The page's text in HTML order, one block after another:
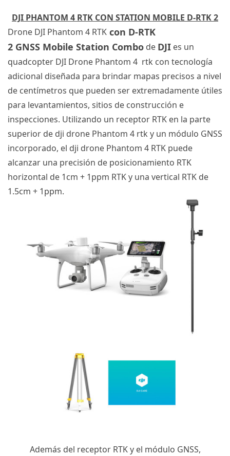
DJI PHANTOM 4 RTK CON STATION MOBILE D-RTK 2
Drone DJI Phantom 4 RTK con D-RTK
2 GNSS Mobile Station Combo de DJI es un
quadcopter DJI Drone Phantom 4 rtk con tecnología
adicional diseñada para brindar mapas precisos a nivel
de centímetros que pueden ser extremadamente útiles
para levantamientos, sitios de construcción e
inspecciones. Utilizando un receptor RTK en la parte
superior de dji drone Phantom 4 rtk y un módulo GNSS
incorporado, el dji drone Phantom 4 RTK puede
alcanzar una precisión de posicionamiento RTK
horizontal de 1cm + 1ppm RTKy una vertical RTK de
1.5cm + 1ppm.
Además del receptor RTKy el módulo GNSS,